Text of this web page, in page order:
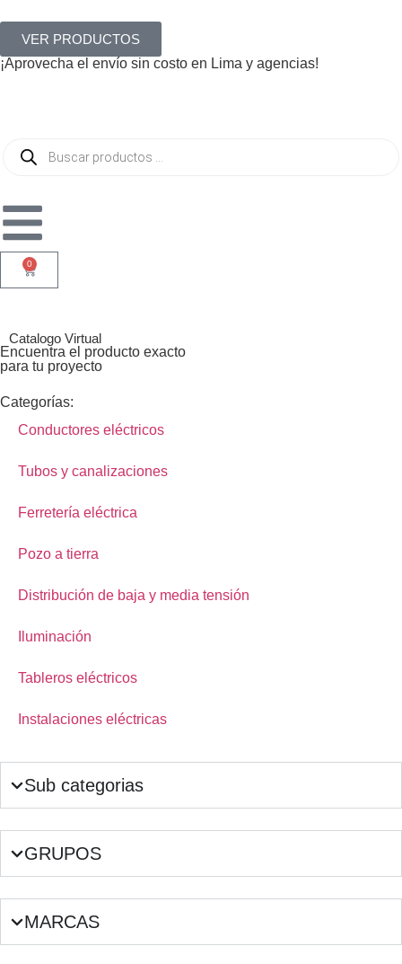
VER PRODUCTOS
¡Aprovecha el envío sin costo en Lima y agencias!
0
Catalogo Virtual
Encuentra el producto exacto
para tu proyecto
Categorías:
Conductores eléctricos
Tubos y canalizaciones
Ferretería eléctrica
Pozo a tierra
Distribución de baja y media tensión
Iluminación
Tableros eléctricos
Instalaciones eléctricas
Sub categorias
GRUPOS
MARCAS